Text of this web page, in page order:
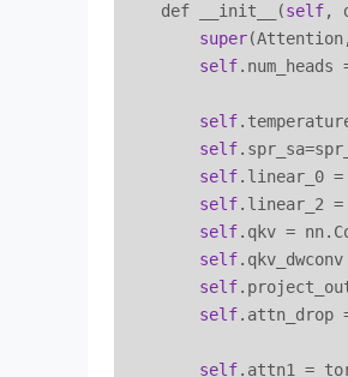
    def __init__(
self,
super
self.num_heads
self
self
self.linear_0 =
self.linear_2 =
self.qkv =
self
self
self.attn_drop
self.attn1 =